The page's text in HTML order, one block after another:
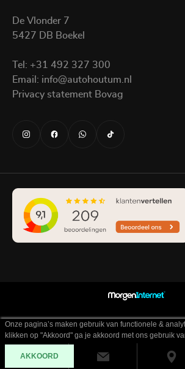
De Vlonder 7
5427 DB Boekel
Tel: +31 492 327 300
Email: info@autohoutum.nl
Privacy statement Bovag
Onze pagina’s maken gebruik van functionele &
klikken op "Akkoord" ga je akkoord met ons gebruik
AKKOORD